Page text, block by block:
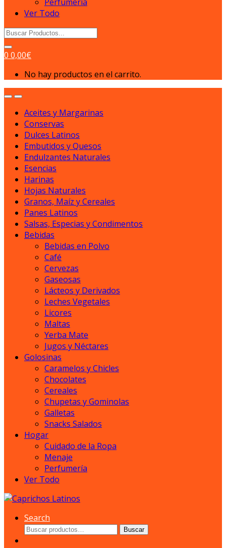
Ver Todo
Search
for:
0 0,00€
No hay productos en el carrito.
Aceites y Margarinas
Conservas
Dulces Latinos
Embutidos y Quesos
Endulzantes Naturales
Esencias
Harinas
Hojas Naturales
Granos, Maíz y Cereales
Panes Latinos
Salsas, Especias y Condimentos
Bebidas
Bebidas en Polvo
Café
Cervezas
Gaseosas
Lácteos y Derivados
Leches Vegetales
Licores
Maltas
Yerba Mate
Jugos y Néctares
Golosinas
Caramelos y Chicles
Chocolates
Cereales
Chupetas y Gominolas
Galletas
Snacks Salados
Hogar
Cuidado de la Ropa
Menaje
Perfumería
Ver Todo
Search
Buscar
Buscar